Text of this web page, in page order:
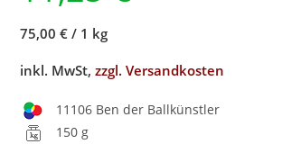
75,00 € / 1 kg
inkl. MwSt,zzgl. Versandkosten
11106 Ben der Ballkünstler
150 g